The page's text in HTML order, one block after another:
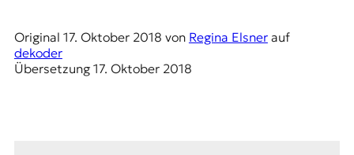
r
|
Original 17. Oktober 2018 von Regina Elsnerauf
dekoder
Übersetzung 17. Oktober 2018